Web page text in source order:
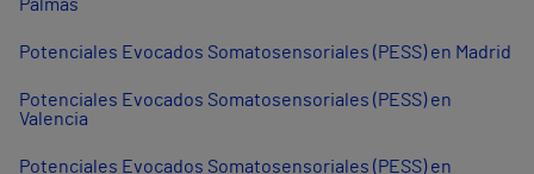
Palmas
Potenciales Evocados Somatosensoriales (PESS) en Madrid
Potenciales Evocados Somatosensoriales (PESS) en
Valencia
Potenciales Evocados Somatosensoriales (PESS) en